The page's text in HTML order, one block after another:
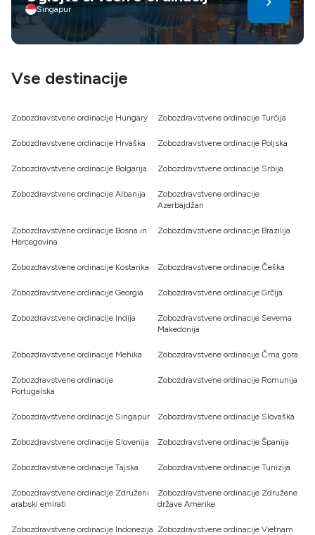
pametno za bolj zdrav in samozavesten nasmeh
Singapur
Vse destinacije
Zobozdravstvene ordinacije Hungary Zobozdravstvene ordinacije Turčija
Zobozdravstvene ordinacije Hrvaška Zobozdravstvene ordinacije Poljska
Zobozdravstvene ordinacije Bolgarija Zobozdravstvene ordinacije Srbija
Zobozdravstvene ordinacije Albanija
Zobozdravstvene ordinacije
Azerbajdžan
Zobozdravstvene ordinacije Bosna in
Hercegovina
Zobozdravstvene ordinacije Brazilija
Zobozdravstvene ordinacije Kostarika Zobozdravstvene ordinacije Češka
Zobozdravstvene ordinacije Georgia Zobozdravstvene ordinacije Grčija
Zobozdravstvene ordinacije Indija
Zobozdravstvene ordinacije Severna
Makedonija
Zobozdravstvene ordinacije Mehika Zobozdravstvene ordinacije Črna gora
Zobozdravstvene ordinacije
Portugalska
Zobozdravstvene ordinacije Romunija
Zobozdravstvene ordinacije Singapur Zobozdravstvene ordinacije Slovaška
Zobozdravstvene ordinacije Slovenija Zobozdravstvene ordinacije Španija
Zobozdravstvene ordinacije Tajska Zobozdravstvene ordinacije Tunizija
Zobozdravstvene ordinacije Združeni
arabski emirati
Zobozdravstvene ordinacije Združene
države Amerike
Zobozdravstvene ordinacije Indonezija Zobozdravstvene ordinacije Vietnam